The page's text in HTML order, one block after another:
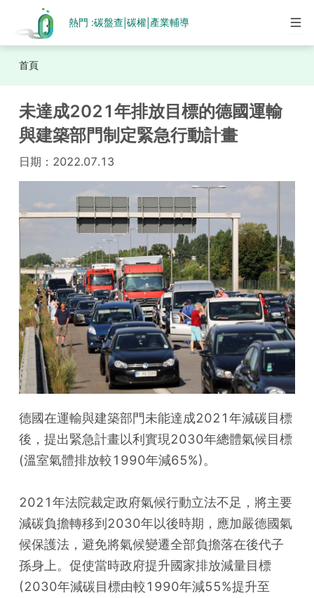
熱門 :碳盤查 碳權| 產業輔導
首頁
未達成2021年排放目標的德國運輸
與建築部門制定緊急行動計畫
日期： 2022.07.13
德國在運輸與建築部門未能達成2021年減碳目標
後，提出緊急計畫以利實現2030年總體氣候目標
(溫室氣體排放較1990年減65%)。
2021年法院裁定政府氣候行動立法不足，將主要
減碳負擔轉移到2030年以後時期，應加嚴德國氣
候保護法，避免將氣候變遷全部負擔落在後代子
孫身上。促使當時政府提升國家排放減量目標
(2030年減碳目標由較1990年減55%提升至